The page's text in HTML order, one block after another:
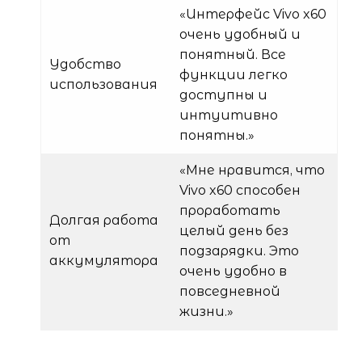
Удобство
использования
«Интерфейс Vivo x60
очень удобный и
понятный. Все
функции легко
доступны и
интуитивно
понятны.»
Долгая работа
от
аккумулятора
«Мне нравится, что
Vivo x60 способен
проработать
целый день без
подзарядки. Это
очень удобно в
повседневной
жизни.»